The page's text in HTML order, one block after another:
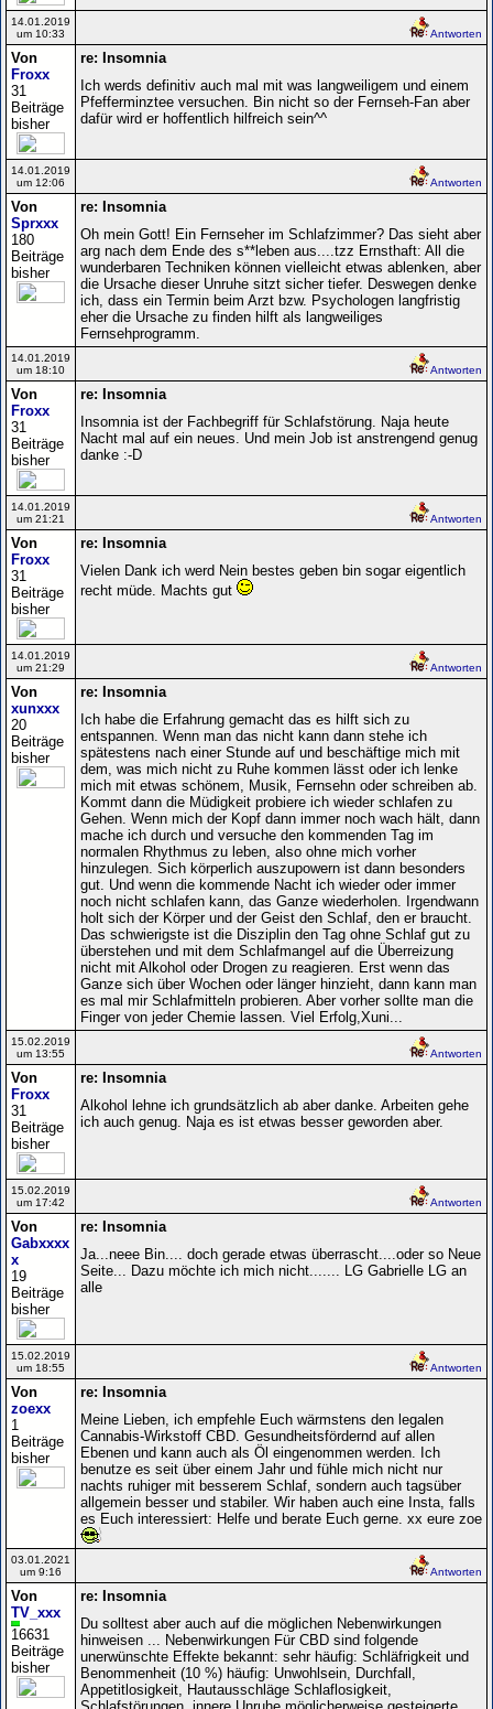
14.01.2019
um 10:33
Antworten
Von
Froxx
31
Beiträge
bisher
re: Insomnia
Ich werds definitiv auch mal mit was langweiligem und einem
Pfefferminztee versuchen. Bin nicht so der Fernseh-Fan aber
dafür wird er hoffentlich hilfreich sein^^
14.01.2019
um 12:06
Antworten
Von
Sprxxx
180
Beiträge
bisher
re: Insomnia
Oh mein Gott! Ein Fernseher im Schlafzimmer? Das sieht aber
arg nach dem Ende des s**leben aus....tzz Ernsthaft: All die
wunderbaren Techniken können vielleicht etwas ablenken, aber
die Ursache dieser Unruhe sitzt sicher tiefer. Deswegen denke
ich, dass ein Termin beim Arzt bzw. Psychologen langfristig
eher die Ursache zu finden hilft als langweiliges
Fernsehprogramm.
14.01.2019
um 18:10
Antworten
Von
Froxx
31
Beiträge
bisher
re: Insomnia
Insomnia ist der Fachbegriff für Schlafstörung. Naja heute
Nacht mal auf ein neues. Und mein Job ist anstrengend genug
danke :-D
14.01.2019
um 21:21
Antworten
Von
Froxx
31
Beiträge
bisher
re: Insomnia
Vielen Dank ich werd Nein bestes geben bin sogar eigentlich
recht müde. Machts gut
14.01.2019
um 21:29
Antworten
Von
xunxxx
20
Beiträge
bisher
re: Insomnia
Ich habe die Erfahrung gemacht das es hilft sich zu
entspannen. Wenn man das nicht kann dann stehe ich
spätestens nach einer Stunde auf und beschäftige mich mit
dem, was mich nicht zu Ruhe kommen lässt oder ich lenke
mich mit etwas schönem, Musik, Fernsehn oder schreiben ab.
Kommt dann die Müdigkeit probiere ich wieder schlafen zu
Gehen. Wenn mich der Kopf dann immer noch wach hält, dann
mache ich durch und versuche den kommenden Tag im
normalen Rhythmus zu leben, also ohne mich vorher
hinzulegen. Sich körperlich auszupowern ist dann besonders
gut. Und wenn die kommende Nacht ich wieder oder immer
noch nicht schlafen kann, das Ganze wiederholen. Irgendwann
holt sich der Körper und der Geist den Schlaf, den er braucht.
Das schwierigste ist die Disziplin den Tag ohne Schlaf gut zu
überstehen und mit dem Schlafmangel auf die Überreizung
nicht mit Alkohol oder Drogen zu reagieren. Erst wenn das
Ganze sich über Wochen oder länger hinzieht, dann kann man
es mal mir Schlafmitteln probieren. Aber vorher sollte man die
Finger von jeder Chemie lassen. Viel Erfolg,Xuni...
15.02.2019
um 13:55
Antworten
Von
Froxx
31
Beiträge
bisher
re: Insomnia
Alkohol lehne ich grundsätzlich ab aber danke. Arbeiten gehe
ich auch genug. Naja es ist etwas besser geworden aber.
15.02.2019
um 17:42
Antworten
Von
Gabxxxx
x
19
Beiträge
bisher
re: Insomnia
Ja...neee Bin.... doch gerade etwas überrascht....oder so Neue
Seite... Dazu möchte ich mich nicht....... LG Gabrielle LG an
alle
15.02.2019
um 18:55
Antworten
Von
zoexx
1
Beiträge
bisher
re: Insomnia
Meine Lieben, ich empfehle Euch wärmstens den legalen
Cannabis-Wirkstoff CBD. Gesundheitsfördernd auf allen
Ebenen und kann auch als Öl eingenommen werden. Ich
benutze es seit über einem Jahr und fühle mich nicht nur
nachts ruhiger mit besserem Schlaf, sondern auch tagsüber
allgemein besser und stabiler. Wir haben auch eine Insta, falls
es Euch interessiert: Helfe und berate Euch gerne. xx eure zoe
03.01.2021
um 9:16
Antworten
Von
TV_xxx
16631
Beiträge
bisher
re: Insomnia
Du solltest aber auch auf die möglichen Nebenwirkungen
hinweisen ... Nebenwirkungen Für CBD sind folgende
unerwünschte Effekte bekannt: sehr häufig: Schläfrigkeit und
Benommenheit (10 %) häufig: Unwohlsein, Durchfall,
Appetitlosigkeit, Hautausschläge Schlaflosigkeit,